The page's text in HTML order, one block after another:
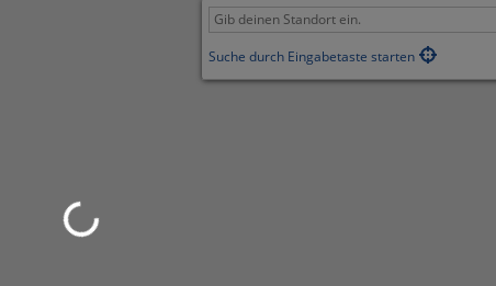
Suche durch Eingabetaste starten